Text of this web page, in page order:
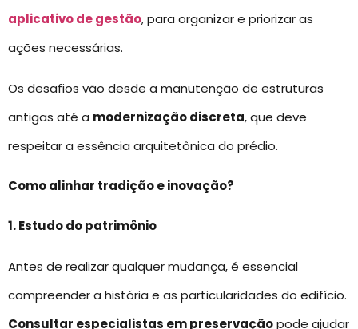
aplicativo de gestão, para organizar e priorizar as
ações necessárias.
Os desafios vão desde a manutenção de estruturas
antigas até a modernização discreta, que deve
respeitar a essência arquitetônica do prédio.
Como alinhar tradição e inovação?
1. Estudo do patrimônio
Antes de realizar qualquer mudança, é essencial
compreender a história e as particularidades do edifício.
Consultar especialistas em preservaçãopode ajudar